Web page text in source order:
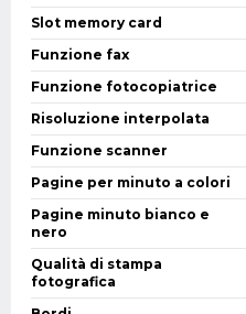
Slot memory card
Funzione fax
Funzione fotocopiatrice
Risoluzione interpolata
Funzione scanner
Pagine per minuto a colori
Pagine minuto bianco e
nero
Qualità di stampa
fotografica